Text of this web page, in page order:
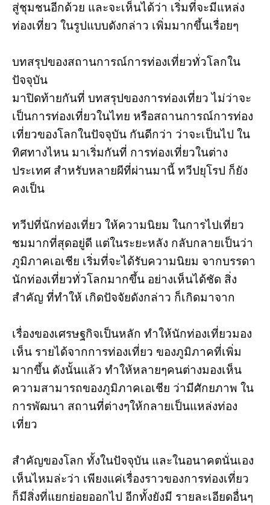
สู่ชุมชนอีกด้วย และจะเห็นได้ว่า เริ่มที่จะมีแหล่ง
ท่องเที่ยว ในรูปแบบดังกล่าว เพิ่มมากขึ้นเรื่อยๆ
บทสรุปของสถานการณ์การท่องเที่ยวทั่วโลกใน
ปัจจุบัน
มาปิดท้ายกันที่ บทสรุปของการท่องเที่ยว ไม่ว่าจะ
เป็นการท่องเที่ยวในไทย หรือสถานการณ์การท่อง
เที่ยวของโลกในปัจจุบัน กันดีกว่า ว่าจะเป็นไป ใน
ทิศทางไหน มาเริ่มกันที่ การท่องเที่ยวในต่าง
ประเทศ สำหรับหลายผีที่ผ่านมานี้ ทวีปยุโรป ก็ยัง
คงเป็น
ทวีปที่นักท่องเที่ยว ให้ความนิยม ในการไปเที่ยว
ชมมากที่สุดอยู่ดี แต่ในระยะหลัง กลับกลายเป็นว่า
ภูมิภาคเอเชีย เริ่มที่จะได้รับความนิยม จากบรรดา
นักท่องเที่ยวทั่วโลกมากขึ้น อย่างเห็นได้ชัด สิ่ง
สำคัญ ที่ทำให้ เกิดปัจจัยดังกล่าว ก็เกิดมาจาก
เรื่องของเศรษฐกิจเป็นหลัก ทำให้นักท่องเที่ยวมอง
เห็น รายได้จากการท่องเที่ยว ของภูมิภาคที่เพิ่ม
มากขึ้น ดังนั้นแล้ว ทำให้หลายๆคนต่างมองเห็น
ความสามารถของภูมิภาคเอเชีย ว่ามีศักยภาพ ใน
การพัฒนา สถานที่ต่างๆให้กลายเป็นแหล่งท่อง
เที่ยว
สำคัญของโลก ทั้งในปัจจุบัน และในอนาคตนั่นเอง
เห็นไหมล่ะว่า เพียงแค่เรื่องราวของการท่องเที่ยว
ก็มีสิ่งที่แยกย่อยออกไป อีกทั้งยังมี รายละเอียดอื่นๆ